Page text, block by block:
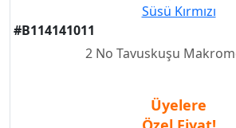
#B114141011
2 No Tavuskuşu
Üyelere